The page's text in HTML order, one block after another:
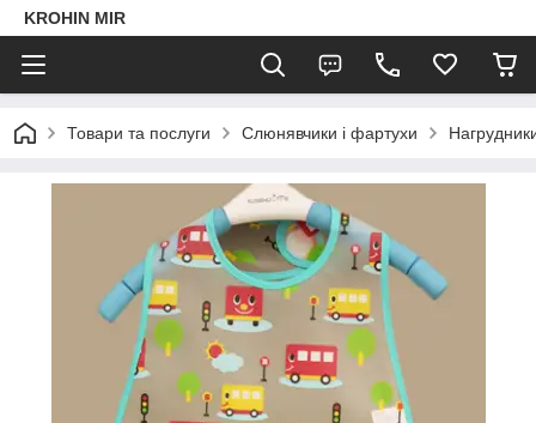
KROHIN MIR
Товари та послуги Слюнявчики і фартухи